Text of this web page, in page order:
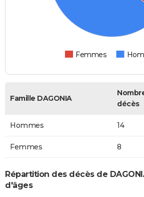
Femmes
Famille DAGONIA
décès
Hommes 14
Femmes 8
Répartition des décès de
d'âges